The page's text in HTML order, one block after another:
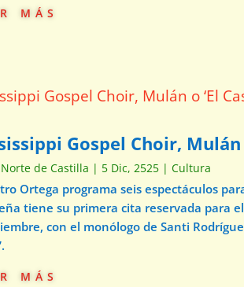
más
Gospel Choir, Mulán
de Castilla | 5 Dic, 2525 |Cultura
Ortega programa seis espectáculos
tiene su primera cita reservada para
con el monólogo de Santi
más